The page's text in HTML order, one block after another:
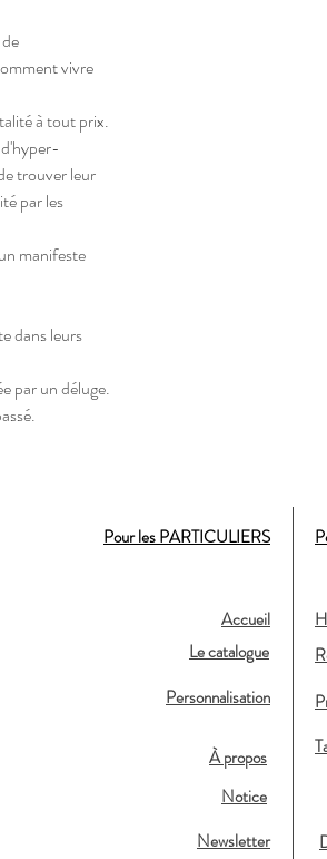
vivre
à tout prix.
trouver leur
par les
manifeste
dans leurs
par un déluge.
Pour les PARTICULIERS
Accueil
Le catalogue
Personnalisation
À propos
Notice
Newsletter